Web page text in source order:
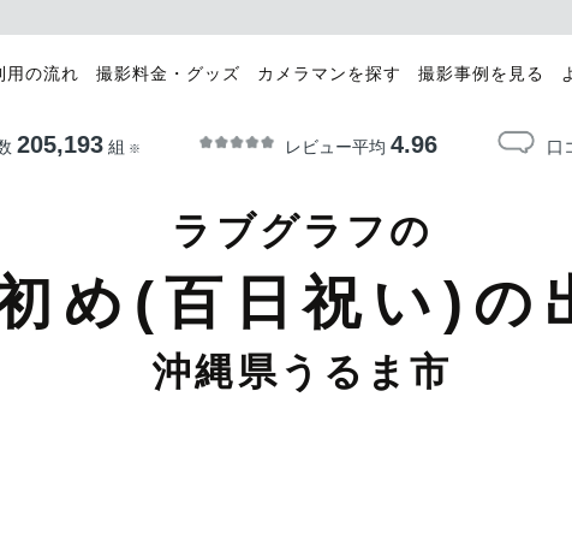
用の流れ 撮影料金・グッズ カメラマンを探す 撮影事例を見る
205,193組 ※ レビュー平均 4.96 口
ラブグラフの
め(百日祝い)の
沖縄県うるま市